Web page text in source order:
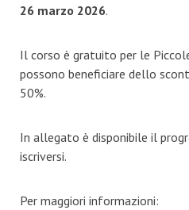
26 marzo 2026.
Il corso è gratuito per le
possono beneficiare dello
50%.
In allegato è disponibile il
iscriversi.
Per maggiori informazioni: